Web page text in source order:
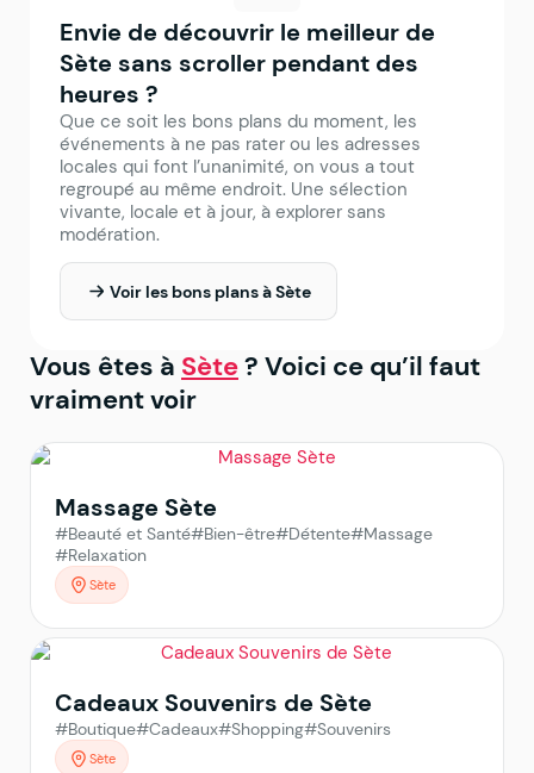
Envie de découvrir le meilleur de
Sète sans scroller pendant des
heures ?
Que ce soit les bons plans du moment, les
événements à ne pas rater ou les adresses
locales qui font l’unanimité, on vous a tout
regroupé au même endroit. Une sélection
vivante, locale et à jour, à explorer sans
modération.
Voir les bons plans à Sète
Vous êtes à Sète? Voici ce qu’il faut
vraiment voir
Massage Sète
#Beauté et Santé#Bien-être#Détente#Massage
#Relaxation
Sète
Cadeaux Souvenirs de Sète
#Boutique#Cadeaux#Shopping#Souvenirs
Sète